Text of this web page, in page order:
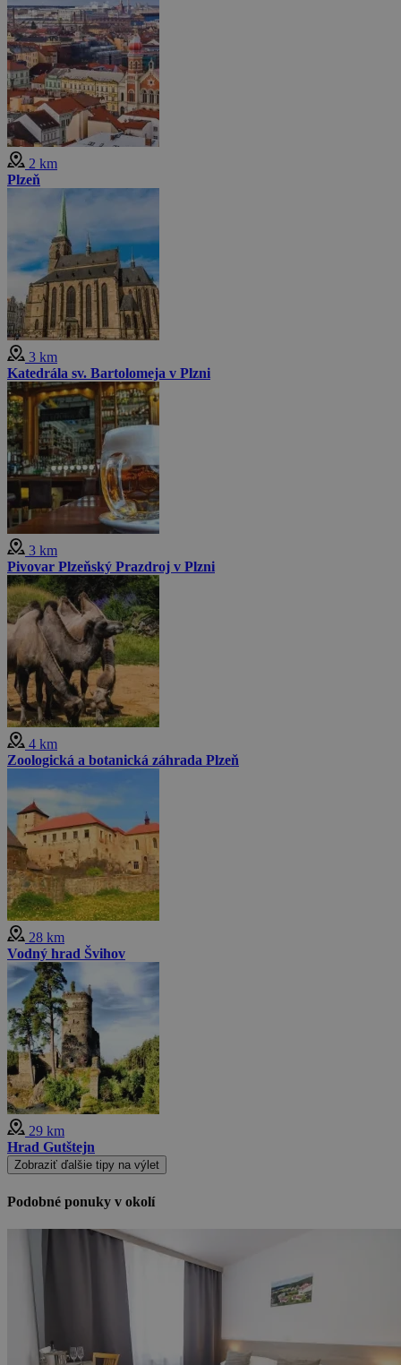
2 km
Plzeň
3 km
Katedrála sv. Bartolomeja v Plzni
3 km
Pivovar Plzeňský Prazdroj v Plzni
4 km
Zoologická a botanická záhrada Plzeň
28 km
Vodný hrad Švihov
29 km
Hrad Gutštejn
Zobraziť ďalšie tipy na výlet
Podobné ponuky v okolí